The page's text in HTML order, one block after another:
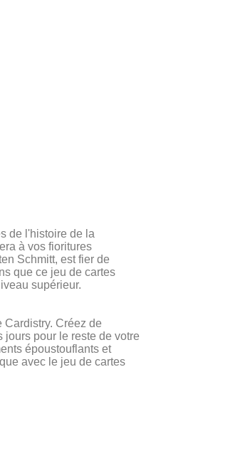
de l'histoire de la
à vos fioritures
Schmitt, est fier de
que ce jeu de cartes
supérieur.
Créez de
pour le reste de votre
époustouflants et
avec le jeu de cartes